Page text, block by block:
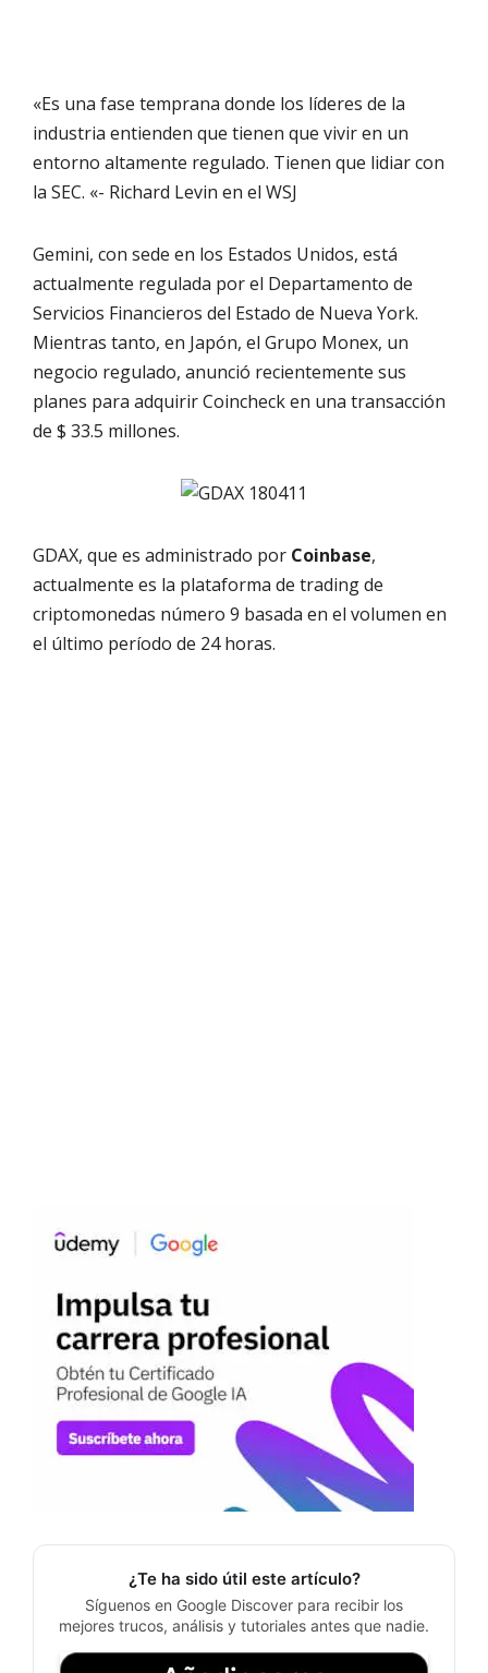
«Es una fase temprana donde los líderes de la
industria entienden que tienen que vivir en un
entorno altamente regulado. Tienen que lidiar con
la SEC. «- Richard Levin en el WSJ
Gemini, con sede en los Estados Unidos, está
actualmente regulada por el Departamento de
Servicios Financieros del Estado de Nueva York.
Mientras tanto, en Japón, el Grupo Monex, un
negocio regulado, anunció recientemente sus
planes para adquirir Coincheck en una transacción
de $ 33.5 millones.
GDAX, que es administrado por Coinbase,
actualmente es la plataforma de trading de
criptomonedas número 9 basada en el volumen en
el último período de 24 horas.
¿Te ha sido útil este artículo?
Síguenos en Google Discover para recibir los
mejores trucos, análisis y tutoriales antes que nadie.